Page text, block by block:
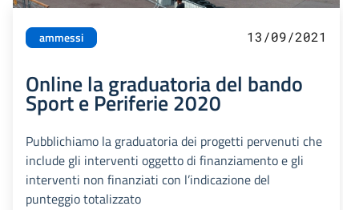
ammessi 13/09/2021
Online la graduatoria del bando
Sport e Periferie 2020
Pubblichiamo la graduatoria dei progetti pervenuti che
include gli interventi oggetto di finanziamento e gli
interventi non finanziati con l’indicazione del
punteggio totalizzato